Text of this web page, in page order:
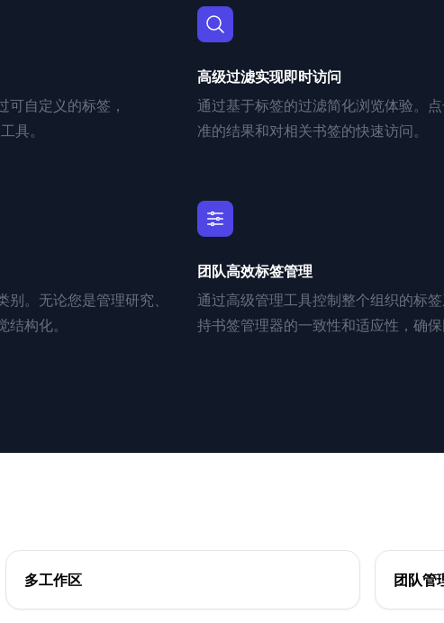
自定义的标签，
具。
高级过滤实现即时访问
通过基于标签的过滤简化浏览体验。
准的结果和对相关书签的快速访问。
。无论您是管理研究、
构化。
团队高效标签管理
通过高级管理工具控制整个组织的标
持书签管理器的一致性和适应性，确保
多工作区 团队管